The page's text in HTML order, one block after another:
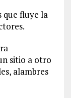
que fluye la
sitio a otro
alambres